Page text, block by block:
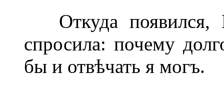
Откуда появился,
спросила: почему
бы и отвѣчать я могъ.